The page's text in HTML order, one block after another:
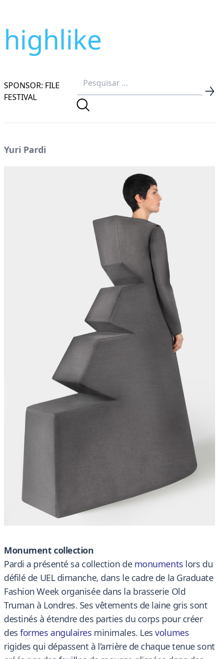
highlike
SPONSOR: FILE
FESTIVAL
Yuri Pardi
Monument collection
Pardi a présenté sa collection de monuments lors du
défilé de UEL dimanche, dans le cadre de la Graduate
Fashion Week organisée dans la brasserie Old
Truman à Londres. Ses vêtements de laine gris sont
destinés à étendre des parties du corps pour créer
desformes angulaires minimales. Lesvolumes
rigides qui dépassent à l’arrière de chaque tenue sont